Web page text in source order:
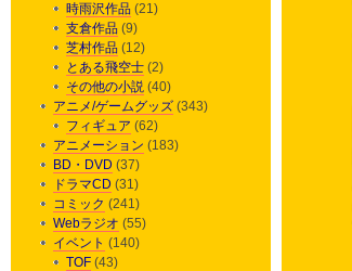
時雨沢作品 (21)
支倉作品 (9)
芝村作品 (12)
とある飛空士 (2)
その他の小説 (40)
アニメ/ゲームグッズ (343)
フィギュア (62)
アニメーション (183)
BD・DVD (37)
ドラマCD (31)
コミック (241)
Webラジオ (55)
イベント (140)
TOF (43)